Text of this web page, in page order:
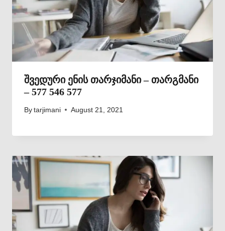
შვედური ენის თარჯიმანი – თარგმანი
– 577 546 577
By tarjimani August 21, 2021